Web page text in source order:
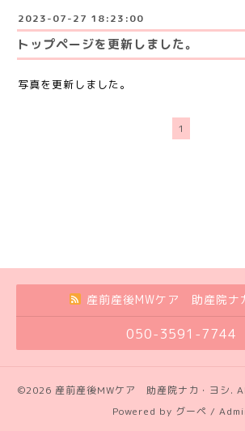
2023-07-27 18:23:00
トップページを更新しました。
写真を更新しました。
1
産前産後MWケア 助産院ナ
050-3591-7744
©2026 産前産後MWケア 助産院ナカ・ヨシ.
Powered by グーペ /